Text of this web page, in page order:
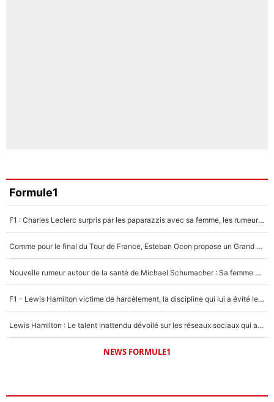
Formule1
F1 : Charles Leclerc surpris par les paparazzis avec sa femme, les rumeurs étaient vraies !
Comme pour le final du Tour de France, Esteban Ocon propose un Grand Prix de Formule 1 à Paris : «Autour de l’Arc de Triomphe, ce serait génial» !
Nouvelle rumeur autour de la santé de Michael Schumacher : Sa femme Corinna sort du silence
F1 - Lewis Hamilton victime de harcèlement, la discipline qui lui a évité le pire : «J'aurais probablement mal tourné»
Lewis Hamilton : Le talent inattendu dévoilé sur les réseaux sociaux qui a impressionné Kim Kardashian pendant leurs vacances en amoureux !
NEWS FORMULE1